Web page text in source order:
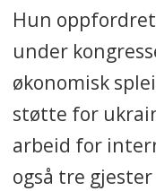
Hun
under
økonomisk
støtte for
arbeid for
også tre